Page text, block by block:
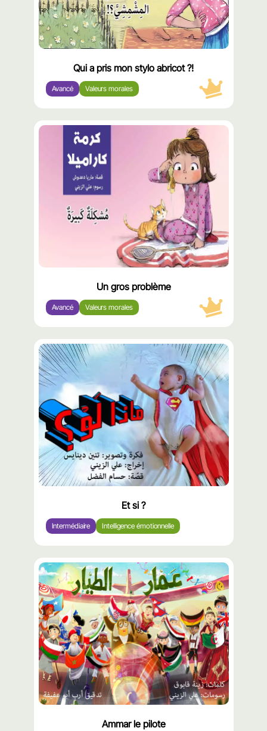
Qui a pris mon stylo abricot ?!
Avancé Valeurs morales
محتوى
Un gros problème
Avancé Valeurs morales
Et si ?
Intermédiaire Intelligence émotionnelle
محتوى
مميّز
Ammar le pilote